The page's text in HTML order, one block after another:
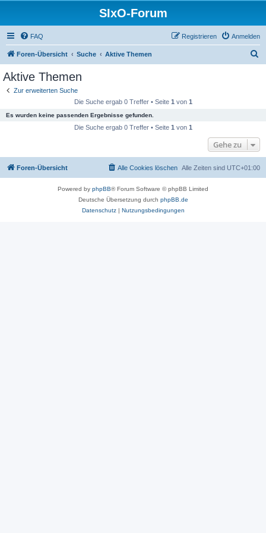
SIxO-Forum
FAQ Anmelden
Registrieren
Foren-Übersicht Suche Aktive Themen
Aktive Themen
Zur erweiterten Suche
Die Suche ergab 0 Treffer • Seite 1 von 1
Es wurden keine passenden Ergebnisse gefunden.
Die Suche ergab 0 Treffer • Seite 1 von 1
Gehe zu
Foren-Übersicht Alle Zeiten sind UTC+01:00
Alle Cookies löschen
Powered by phpBB® Forum Software © phpBB Limited
Deutsche Übersetzung durch phpBB.de
Datenschutz| Nutzungsbedingungen